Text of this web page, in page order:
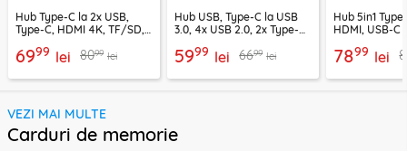
Hub Type-C la 2x USB,
Type-C, HDMI 4K, TF/SD,
6999 lei 8099 lei
Hub USB, Type-C la USB
3.0, 4x USB 2.0, 2x Type-C
5999 lei 6699 lei
Hub 5in1
HDMI, USB-C
7899 lei
VEZI MAI MULTE
Carduri de memorie